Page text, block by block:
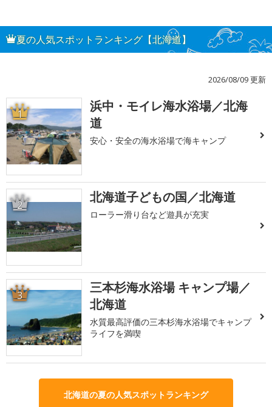
夏の人気スポットランキング【北海道】
2026/08/09 更新
1
浜中・モイレ海水浴場／北海
道
安心・安全の海水浴場で海キャンプ
2 北海道子どもの国／北海道
ローラー滑り台など遊具が充実
3
三本杉海水浴場 キャンプ場／
北海道
水質最高評価の三本杉海水浴場でキャンプ
ライフを満喫
北海道の夏の人気スポットランキング